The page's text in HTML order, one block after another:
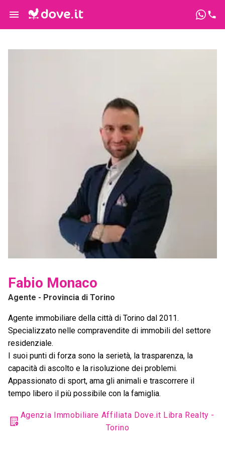
Fabio Monaco
Agente - Provincia di Torino
Agente immobiliare della città di Torino dal 2011.
Specializzato nelle compravendite di immobili del settore
residenziale.
I suoi punti di forza sono la serietà, la trasparenza, la
capacità di ascolto e la risoluzione dei problemi.
Appassionato di sport, ama gli animali e trascorrere il
tempo libero il più possibile con la famiglia.
Agenzia Immobiliare Affiliata Dove.it Libra Realty -
Torino